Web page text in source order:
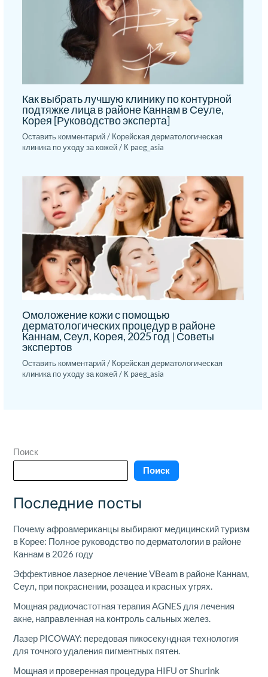
Как выбрать лучшую клинику по контурной
подтяжке лица в районе Каннам в Сеуле,
Корея [Руководство эксперта]
Оставить комментарий/ Корейская дерматологическая
клиника по уходу за кожей/ К paeg_asia
Омоложение кожи с помощью
дерматологических процедур в районе
Каннам, Сеул, Корея, 2025 год | Советы
экспертов
Оставить комментарий/ Корейская дерматологическая
клиника по уходу за кожей/ К paeg_asia
Поиск
Поиск
Последние посты
Почему афроамериканцы выбирают медицинский туризм
в Корее: Полное руководство по дерматологии в районе
Каннам в 2026 году
Эффективное лазерное лечение VBeam в районе Каннам,
Сеул, при покраснении, розацеа и красных угрях.
Мощная радиочастотная терапия AGNES для лечения
акне, направленная на контроль сальных желез.
Лазер PICOWAY: передовая пикосекундная технология
для точного удаления пигментных пятен.
Мощная и проверенная процедура HIFU от Shurink